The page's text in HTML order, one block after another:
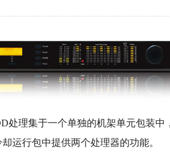
处理集于一个单独的机架单元包装
运行包中提供两个处理器的功能。